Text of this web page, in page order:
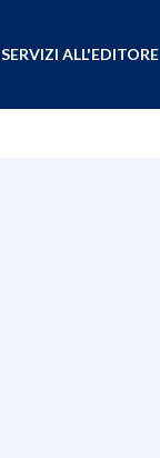
SERVIZI ALL'EDITORE